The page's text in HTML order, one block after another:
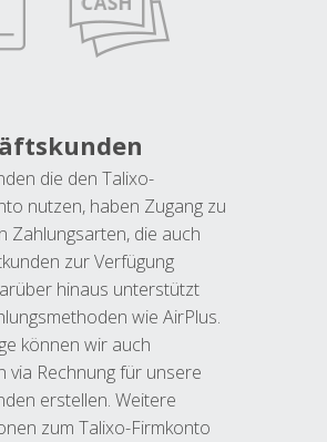
die den Talixo-
nutzen, haben Zugang zu
Zahlungsarten, die auch
zur Verfügung
hinaus unterstützt
wie AirPlus.
können wir auch
via Rechnung für unsere
erstellen. Weitere
zum Talixo-Firmkonto